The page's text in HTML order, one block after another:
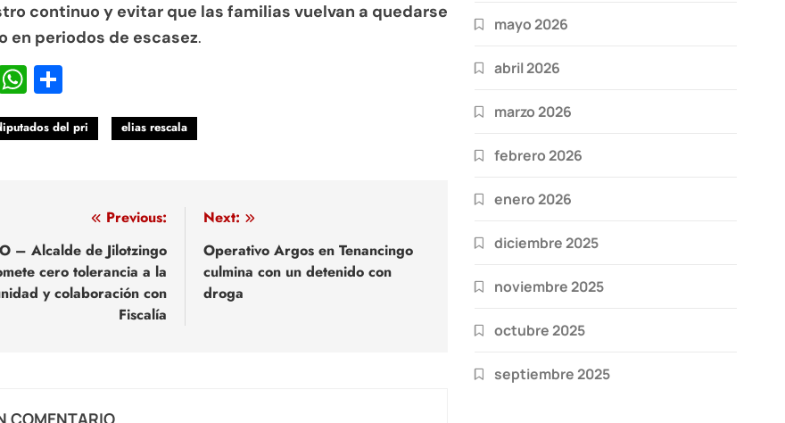
continuo y evitar que las familias vuelvan a quedarse
en periodos de escasez.
WhatsApp
del pri elias rescala
Previous:
– Alcalde de Jilotzingo
cero tolerancia a la
y colaboración con
Fiscalía
Next:
Operativo Argos en Tenancingo
culmina con un detenido con
droga
COMENTARIO
mayo 2026
abril 2026
marzo 2026
febrero 2026
enero 2026
diciembre 2025
noviembre 2025
octubre 2025
septiembre 2025